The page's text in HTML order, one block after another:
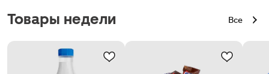
Товары недели Все